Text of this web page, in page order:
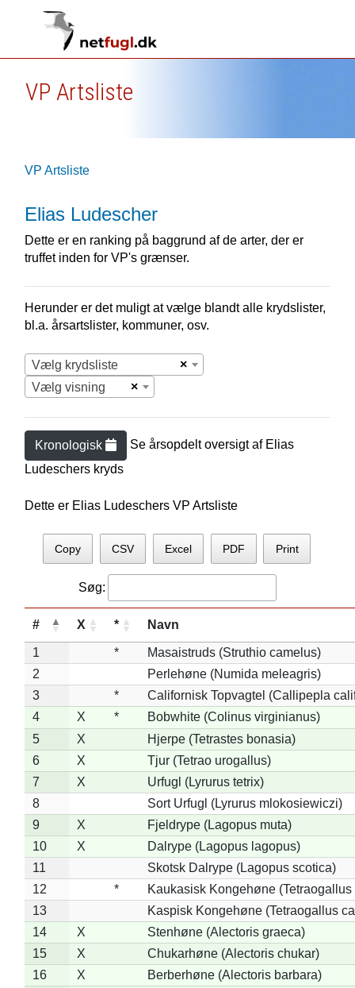
VP Artsliste
VP Artsliste
Elias Ludescher
Dette er en ranking på baggrund af de arter, der er
truffet inden for VP's grænser.
Herunder er det muligt at vælge blandt alle krydslister,
bl.a. årsartslister, kommuner, osv.
×
Vælg krydsliste
×
Vælg visning
Kronologisk Se årsopdelt oversigt af Elias
Ludeschers kryds
Dette er Elias Ludeschers VP Artsliste
Copy CSV Excel PDF Print
Søg:
# X * Navn
1 *
Masaistruds (Struthio camelus)
2
Perlehøne (Numida meleagris)
3
*
Californisk Topvagtel (Callipepla
4
X *
Bobwhite (Colinus virginianus)
5
X
Hjerpe (Tetrastes bonasia)
6
X
Tjur (Tetrao urogallus)
7
X
Urfugl (Lyrurus tetrix)
8
Sort Urfugl (Lyrurus mlokosiewiczi)
9
X
Fjeldrype (Lagopus muta)
10
X
Dalrype (Lagopus lagopus)
11
Skotsk Dalrype (Lagopus scotica)
12
*
Kaukasisk Kongehøne
13
Kaspisk Kongehøne (Tetraogallus
14
X
Stenhøne (Alectoris graeca)
15
X
Chukarhøne (Alectoris chukar)
16
X
Berberhøne (Alectoris barbara)